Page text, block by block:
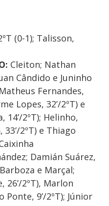
(0-1); Talisson,
Cleiton; Nathan
Cândido e Juninho
Fernandes,
Lopes, 32’/2ºT) e
14’/2ºT); Helinho,
2ºT) e Thiago
Damián Suárez,
e Marçal;
26’/2ºT), Marlon
9’/2ºT); Júnior